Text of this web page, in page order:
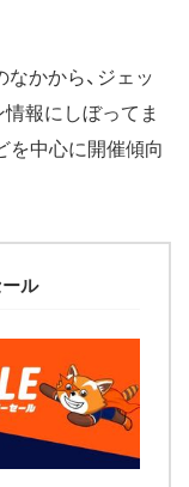
なかから、ジェッ
情報にしぼってま
を中心に開催傾向
ール